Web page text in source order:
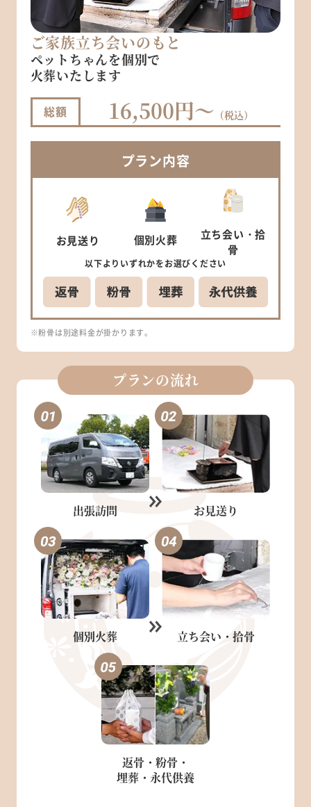
ご家族立ち会いのもと
ペットちゃんを個別で
火葬いたします
総額 16,500円～ （税込）
プラン内容
お見送り 個別火葬 立ち会い ・拾
骨
以下より いずれかをお選びください
※粉骨は別途料金が掛かります。
プランの流れ
出張訪問 お見送り
個別火葬 立ち会い・拾骨
返骨・粉骨・
埋葬・永代供養